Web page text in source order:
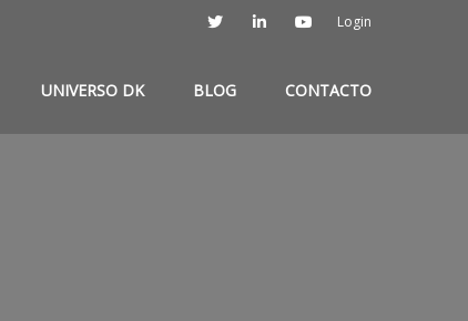
Login
UNIVERSO DK BLOG CONTACTO